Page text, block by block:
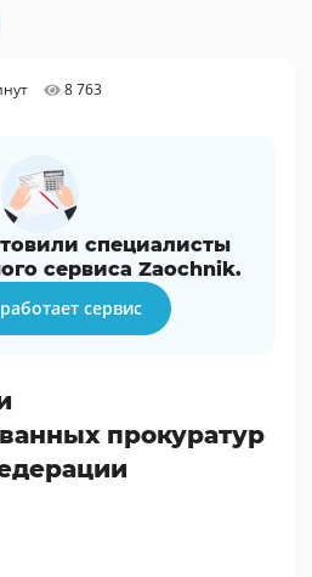
8 763
специалисты
сервиса Zaochnik.
сервис
прокуратур